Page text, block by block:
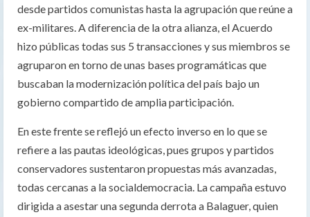
desde partidos comunistas hasta la agrupación que reúne a
ex-militares. A diferencia de la otra alianza, el Acuerdo
hizo públicas todas sus 5 transacciones y sus miembros se
agruparon en torno de unas bases programáticas que
buscaban la modernización política del país bajo un
gobierno compartido de amplia participación.
En este frente se reflejó un efecto inverso en lo que se
refiere a las pautas ideológicas, pues grupos y partidos
conservadores sustentaron propuestas más avanzadas,
todas cercanas a la socialdemocracia. La campaña estuvo
dirigida a asestar una segunda derrota a Balaguer, quien